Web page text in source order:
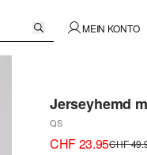
MEIN KONTO
Jerseyhemd
QS
CHF 23.95CHF